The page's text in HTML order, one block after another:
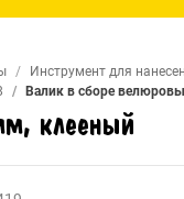
Инструмент для
Валик в сборе
клееный